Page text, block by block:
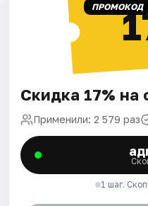
ПРОМОКОД
Скидка 17% на
Применили: 2 579 раз
1 шаг.